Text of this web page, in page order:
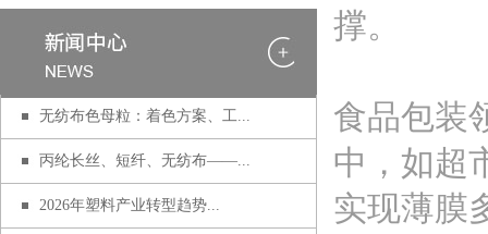
无纺布色母粒：着色方案、工...
丙纶长丝、短纤、无纺布——...
2026年塑料产业转型趋势...
撑。
食品包装
中，如超
实现薄膜